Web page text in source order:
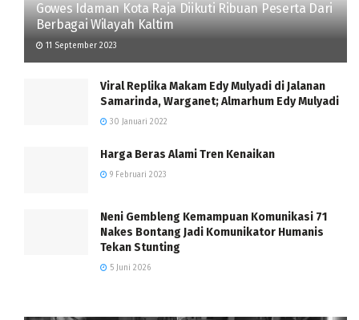
Gowes Idaman Kota Raja Diikuti Ribuan Peserta Dari
Berbagai Wilayah Kaltim
11 September 2023
Viral Replika Makam Edy Mulyadi di Jalanan
Samarinda, Warganet; Almarhum Edy Mulyadi
30 Januari 2022
Harga Beras Alami Tren Kenaikan
9 Februari 2023
Neni Gembleng Kemampuan Komunikasi 71
Nakes Bontang Jadi Komunikator Humanis
Tekan Stunting
5 Juni 2026